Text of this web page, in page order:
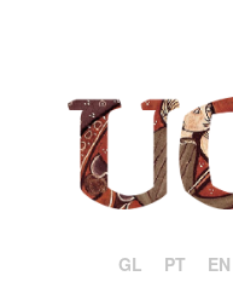
GL PT EN